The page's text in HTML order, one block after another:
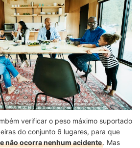
verificar o peso máximo suportado
do conjunto 6 lugares, para que
não ocorra nenhum acidente. Mas